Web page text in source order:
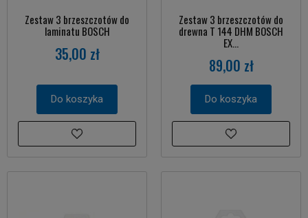
Zestaw 3 brzeszczotów do
laminatu BOSCH
35,00 zł
Do koszyka
Zestaw 3 brzeszczotów do
drewna T 144 DHM BOSCH
EX...
89,00 zł
Do koszyka